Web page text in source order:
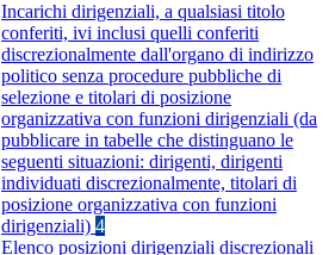
Incarichi dirigenziali, a qualsiasi titolo
conferiti, ivi inclusi quelli conferiti
discrezionalmente dall'organo di indirizzo
politico senza procedure pubbliche di
selezione e titolari di posizione
organizzativa con funzioni dirigenziali (da
pubblicare in tabelle che distinguano le
seguenti situazioni: dirigenti, dirigenti
individuati discrezionalmente, titolari di
posizione organizzativa con funzioni
dirigenziali) 4
Elenco posizioni dirigenziali discrezionali